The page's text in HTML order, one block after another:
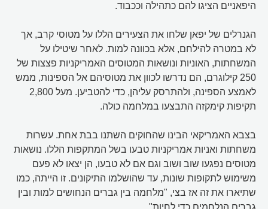
היפאניים הציגו להם כתהילה וככבוד.
הגנרלים של יפאן שלחו את הצעירים הללו על מטוסי קרב, אך
לא במטרה להילחם, אלא בכוונה למות. לאחר שיטילו על
המשחתות, האוניות ונושאות המטוסים האמריקניות פצצות של
250 קילוגרם, הם נדרשו לכוון את מטוסיהם אל הספינות, ממש
לאמצע הספינה, ולהתרסק עליהן, כדי להטביען. מעל 2,800
תקיפות קימקזה התבצעו במלחמה כולה.
בצבא האמריקאי הבינו שהחוקים השתנו בבת אחת. עשרות
משחתות ואניות אמריקניות טבעו בשל המתקפות הללו. נושאות
מטוסים נפגעו שוב ושוב וגם אם לא טבעו, הן יצאו לא פעם
משימוש לתקופות שונות, עד שהושלמו התיקונים. זו הייתה, כמו
שתיארו את זה אז בצי, "מלחמה בין גברים הנחושים למות ובין
גברים הנלחמים כדי לחיות".